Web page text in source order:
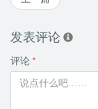
发表评论
评论 *